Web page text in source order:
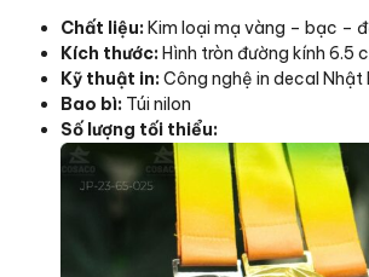
Chất liệu: Kim loại mạ vàng – bạc –
Kích thước: Hình tròn đường kính 6.5
Kỹ thuật in: Công nghệ in decal Nhật
Bao bì: Túi nilon
Số lượng tối thiểu: